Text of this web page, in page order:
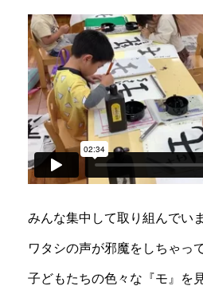
みんな集中して取り組んでいま
ワタシの声が邪魔をしちゃっ
子どもたちの色々な『モ』を